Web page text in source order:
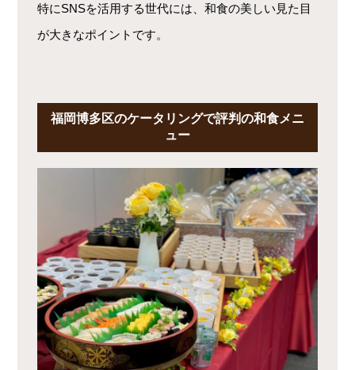
特にSNSを活用する世代には、和食の美しい見た目
が大きなポイントです。
福岡博多区のケータリングで評判の和食メニ
ュー